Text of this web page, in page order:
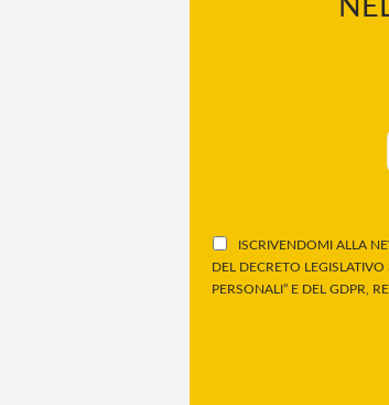
ISCRIVENDOMI ALLA
DEL DECRETO
PERSONALI” E DEL GDPR,